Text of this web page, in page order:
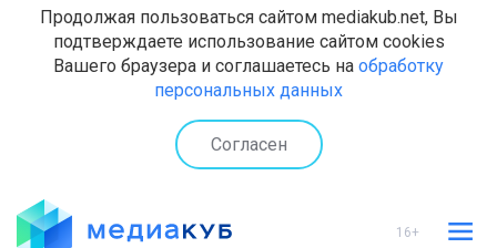
Продолжая пользоваться сайтом mediakub.net, Вы
подтверждаете использование сайтом cookies
Вашего браузера и соглашаетесь на обработку
персональных данных
Согласен
16+